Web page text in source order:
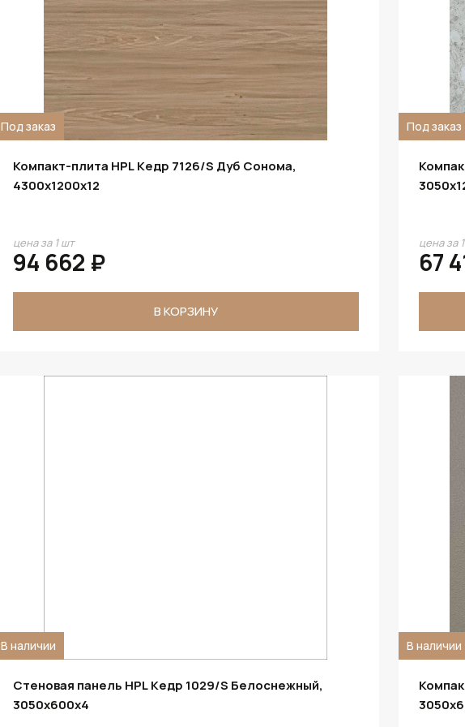
Под заказ
Компакт-плита HPL Кедр 7126/S Дуб Сонома,
4300х1200х12
цена за 1 шт
94 662 ₽
В КОРЗИНУ
Под заказ
цена за
67
В наличии
Стеновая панель HPL Кедр 1029/S Белоснежный,
3050х600х4
В наличии